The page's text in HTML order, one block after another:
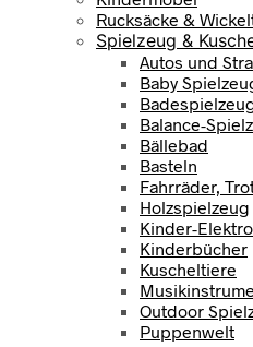
Rucksäcke &
Spielzeug &
Autos und
Baby
Balance-
Bällebad
Basteln
Fahrräder,
Holzspielzeug
Kinder-
Kinderbücher
Kuscheltiere
Outdoor
Puppenwelt